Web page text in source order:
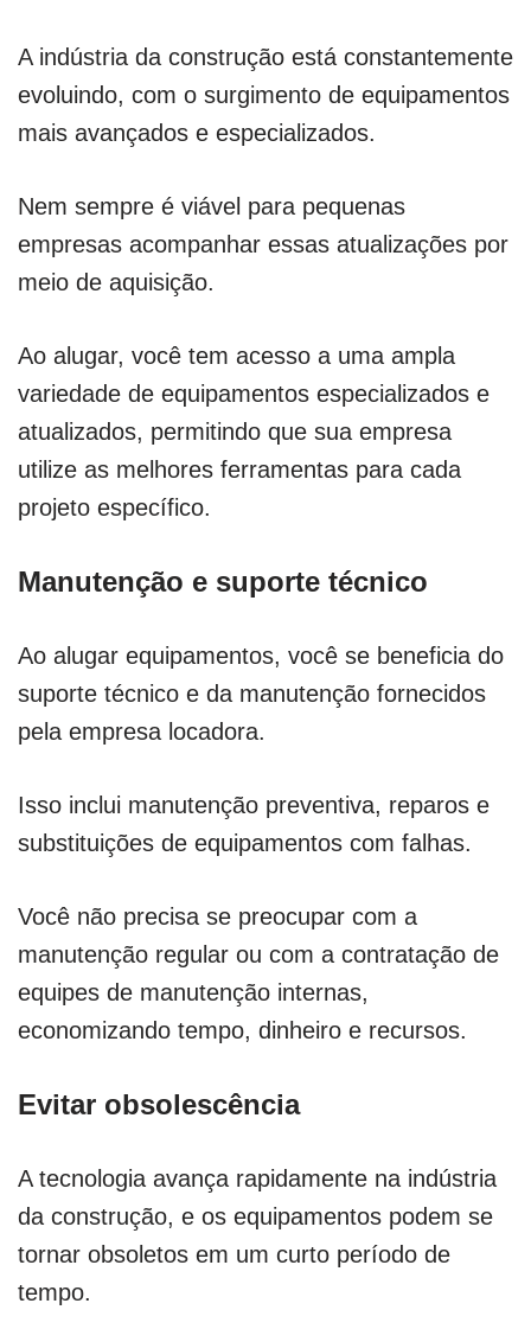
A indústria da construção está constantemente
evoluindo, com o surgimento de equipamentos
mais avançados e especializados.
Nem sempre é viável para pequenas
empresas acompanhar essas atualizações por
meio de aquisição.
Ao alugar, você tem acesso a uma ampla
variedade de equipamentos especializados e
atualizados, permitindo que sua empresa
utilize as melhores ferramentas para cada
projeto específico.
Manutenção e suporte técnico
Ao alugar equipamentos, você se beneficia do
suporte técnico e da manutenção fornecidos
pela empresa locadora.
Isso inclui manutenção preventiva, reparos e
substituições de equipamentos com falhas.
Você não precisa se preocupar com a
manutenção regular ou com a contratação de
equipes de manutenção internas,
economizando tempo, dinheiro e recursos.
Evitar obsolescência
A tecnologia avança rapidamente na indústria
da construção, e os equipamentos podem se
tornar obsoletos em um curto período de
tempo.